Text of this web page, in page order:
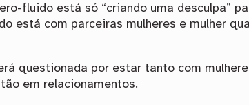
fluido está só “criando uma desculpa”
está com parceiras mulheres e mulher
questionada por estar tanto com
em relacionamentos.